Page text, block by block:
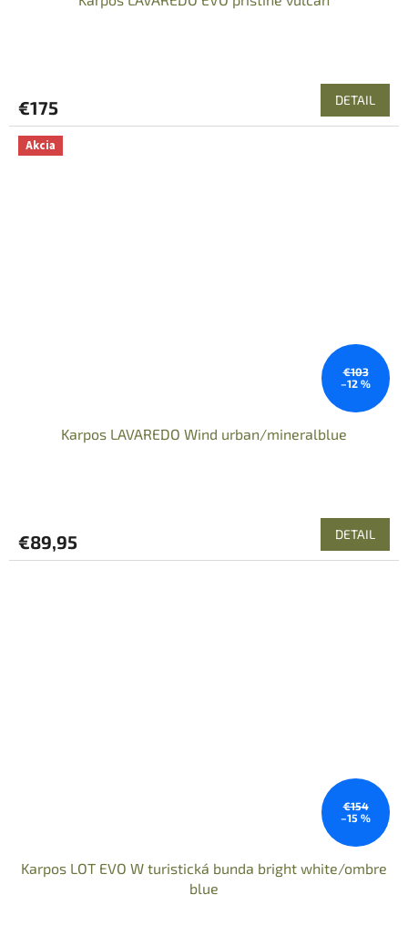
€175 DETAIL
Akcia
€103
–12 %
Karpos LAVAREDO Wind urban/mineralblue
€89,95 DETAIL
€154
–15 %
Karpos LOT EVO W turistická bunda bright white/ombre
blue